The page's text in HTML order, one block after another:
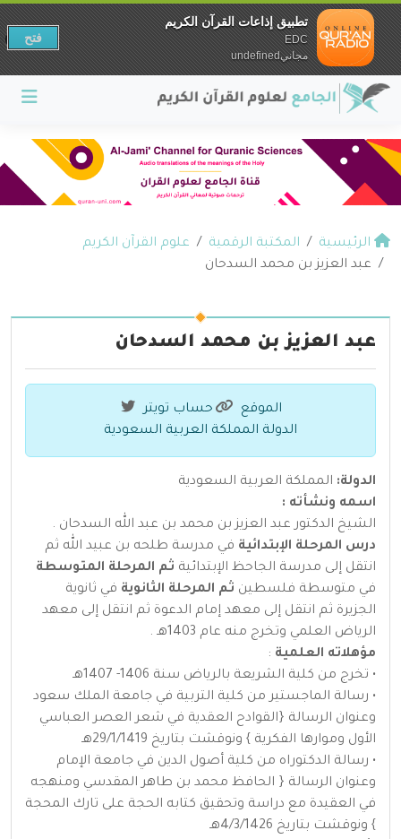
الرئيسية المكتبة الرقمية
علوم القرآن الكريم
عبد العزيز بن محمد السدحان
عبد العزيز بن محمد السدحان
الموقع
حساب تويتر
الدولة المملكة العربية السعودية
الدولة: المملكة العربية السعودية
اسمه ونشأته :
الشيخ الدكتور عبد العزيز بن محمد بن عبد الله السدحان .
درس المرحلة الإبتدائية في مدرسة طلحه بن عبيد الله ثم
انتقل إلى مدرسة الجاحظ الإبتدائية ثم المرحلة المتوسطة
في متوسطة فلسطين ثم المرحلة الثانوية في ثانوية
الجزيرة ثم انتقل إلى معهد إمام الدعوة ثم انتقل إلى معهد
الرياض العلمي وتخرج منه عام 1403هـ .
مؤهلاته العلمية :
• تخرج من كلية الشريعة بالرياض سنة 1406- 1407هـ
• رسالة الماجستير من كلية التربية في جامعة الملك سعود
وعنوان الرسالة {القوادح العقدية في شعر العصر العباسي
الأول وموارها الفكرية } ونوقشت بتاريخ 29/1/1419هـ
• رسالة الدكتوراه من كلية أصول الدين في جامعة الإمام
وعنوان الرسالة { الحافظ محمد بن طاهر المقدسي ومنهجه
في العقيدة مع دراسة وتحقيق كتابه الحجة على تارك المحجة
} ونوقشت بتاريخ 4/3/1426هـ
تطبيق إذاعات القرآن الكريم
EDC
مجانيundefined
فتح